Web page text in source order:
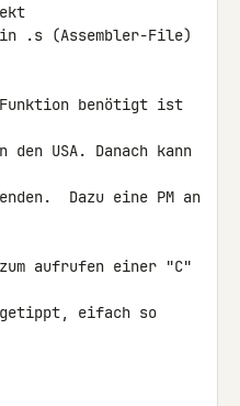
.s (Assembler-File)
Funktion benötigt ist
USA. Danach kann
Dazu eine PM an
aufrufen einer "C"
getippt, eifach so